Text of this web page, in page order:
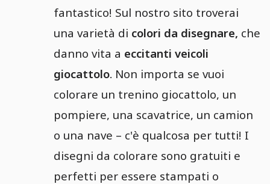
fantastico! Sul nostro sito troverai
una varietà di colori da disegnare, che
danno vita a eccitanti veicoli
giocattolo. Non importa se vuoi
colorare un trenino giocattolo, un
pompiere, una scavatrice, un camion
o una nave – c'è qualcosa per tutti! I
disegni da colorare sono gratuiti e
perfetti per essere stampati o